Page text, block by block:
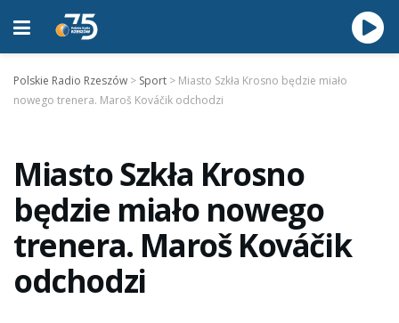
Polskie Radio Rzeszów > Sport > Miasto Szkła Krosno będzie miało
nowego trenera. Maroš Kováčik odchodzi
Miasto Szkła Krosno
będzie miało nowego
trenera. Maroš Kováčik
odchodzi